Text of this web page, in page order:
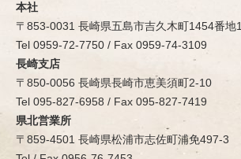
本社
〒853-0031 長崎県五島市吉久木町1454番地1
Tel 0959-72-7750 / Fax 0959-74-3109
長崎支店
〒850-0056 長崎県長崎市恵美須町2-10
Tel 095-827-6958 / Fax 095-827-7419
県北営業所
〒859-4501 長崎県松浦市志佐町浦免497-3